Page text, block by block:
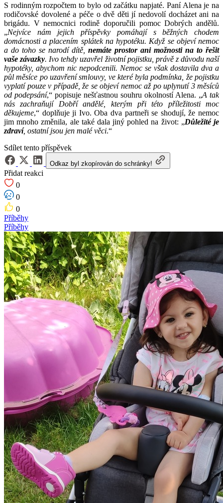
S rodinným rozpočtem to bylo od začátku napjaté. Paní Alena je na
rodičovské dovolené a péče o dvě děti jí nedovolí docházet ani na
brigádu. V nemocnici rodině doporučili pomoc Dobrých andělů.
„Nejvíce nám jejich příspěvky pomáhají s běžných chodem
domácnosti a placením splátek na hypotéku. Když se objeví nemoc
a do toho se narodí dítě, nemáte prostor ani možnosti na to řešit
vaše závazky. Ivo tehdy uzavřel životní pojistku, právě z důvodu naší
hypotéky, abychom nic nepodcenili. Nemoc se však dostavila dva a
půl měsíce po uzavření smlouvy, ve které byla podmínka, že pojistku
vyplatí pouze v případě, že se objeví nemoc až po uplynutí 3 měsíců
od podepsání,“ popisuje nešťastnou souhru okolností Alena. „A tak
nás zachraňují Dobří andělé, kterým při této příležitosti moc
děkujeme,“ doplňuje ji Ivo. Oba dva partneři se shodují, že nemoc
jim mnoho změnila, ale také dala jiný pohled na život: „Důležité je
zdraví, ostatní jsou jen malé věci.“
Sdílet tento příspěvek
Odkaz byl zkopírován do schránky!
Přidat reakci
0
0
0
Příběhy
Příběhy